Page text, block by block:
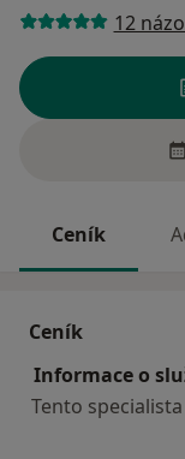
12
Ceník
Ceník
Informace o
Tento